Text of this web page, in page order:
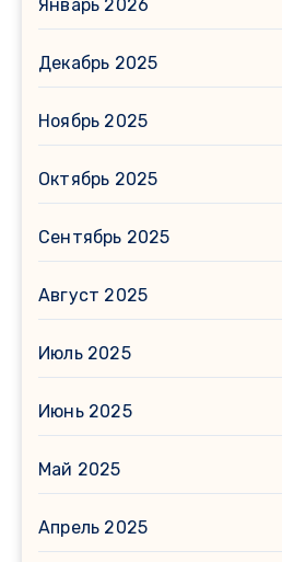
Январь 2026
Декабрь 2025
Ноябрь 2025
Октябрь 2025
Сентябрь 2025
Август 2025
Июль 2025
Июнь 2025
Май 2025
Апрель 2025